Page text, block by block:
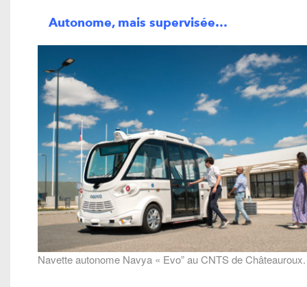
Autonome, mais supervisée…
Navette autonome Navya « Evo” au CNTS de Châteauroux.